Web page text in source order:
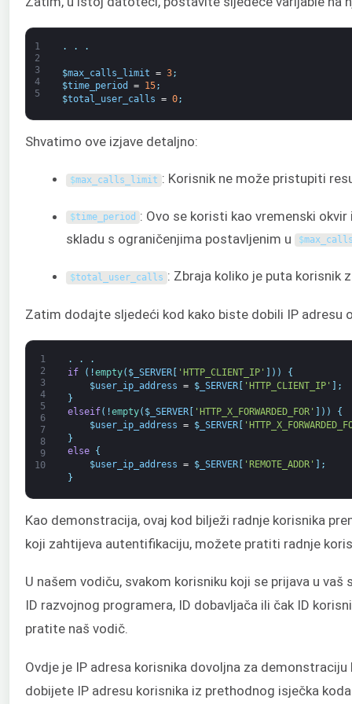
1
2
3
4
5
. . .
$max_calls_limit = 3;
$time_period = 15;
$total_user_calls = 0;
Shvatimo ove izjave detaljno:
$max_calls_limit : Korisnik ne može pristupiti
$time_period : Ovo se koristi kao vremenski
skladu s ograničenjima postavljenim u
$
$total_user_calls : Zbraja koliko je puta korisnik
Zatim dodajte sljedeći kod kako biste dobili IP adresu
1
2
3
4
5
6
7
8
9
10
. .
.
if
( !empty( $_SERVER[ 'HTTP_CLIENT_IP' ] ) )
{
$user_ip_address = $_SERVER[ 'HTTP_CLIENT_IP' ] ;
}
elseif( !empty( $_SERVER[ 'HTTP_X_FORWARDED_FOR' ) )
{
$user_ip_address = $_SERVER[
}
else
{
$user_ip_address = $_SERVER[ 'REMOTE_ADDR'
;
}
Kao demonstracija, ovaj kod bilježi radnje korisnika
koji zahtijeva autentifikaciju, možete pratiti radnje
U našem vodiču, svakom korisniku koji se prijava u
ID razvojnog programera, ID dobavljača ili čak ID
pratite naš vodič.
Ovdje je IP adresa korisnika dovoljna za
dobijete IP adresu korisnika iz prethodnog isječka